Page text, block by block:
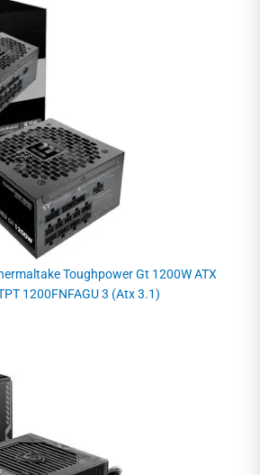
Toughpower Gt 1200W ATX
1200FNFAGU 3 (Atx 3.1)